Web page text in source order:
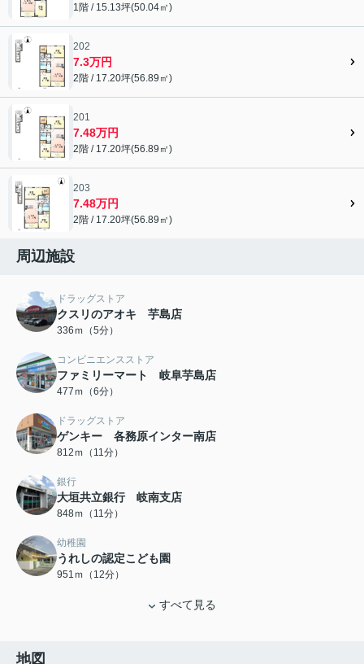
1階 / 15.13坪(50.04㎡)
202
7.3万円
2階 / 17.20坪(56.89㎡)
201
7.48万円
2階 / 17.20坪(56.89㎡)
203
7.48万円
2階 / 17.20坪(56.89㎡)
周辺施設
ドラッグストア
クスリのアオキ 芋島店
336ｍ（5分）
コンビニエンスストア
ファミリーマート 岐阜芋島店
477ｍ（6分）
ドラッグストア
ゲンキー 各務原インター南店
812ｍ（11分）
銀行
大垣共立銀行 岐南支店
848ｍ（11分）
幼稚園
うれしの認定こども園
951ｍ（12分）
すべて見る
地図